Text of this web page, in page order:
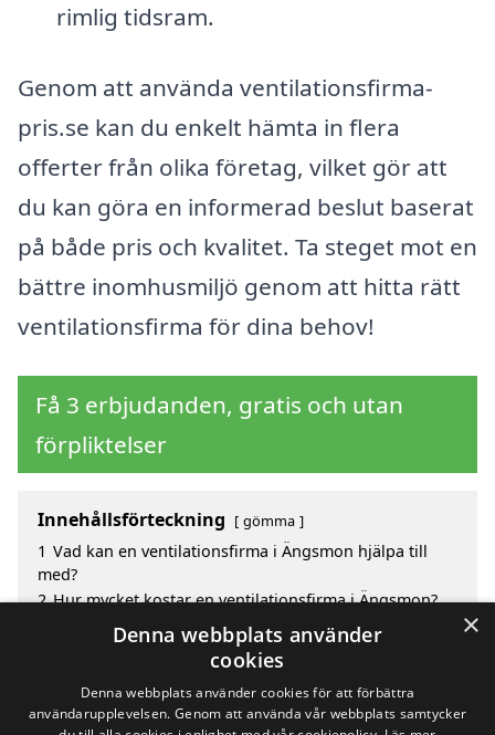
rimlig tidsram.
Genom att använda ventilationsfirma-
pris.se kan du enkelt hämta in flera
offerter från olika företag, vilket gör att
du kan göra en informerad beslut baserat
på både pris och kvalitet. Ta steget mot en
bättre inomhusmiljö genom att hitta rätt
ventilationsfirma för dina behov!
Få 3 erbjudanden, gratis och utan
förpliktelser
Innehållsförteckning gömma
1 Vad kan en ventilationsfirma i Ängsmon hjälpa till
med?
2 Hur mycket kostar en ventilationsfirma i Ängsmon?
Fördelar med att välja ventilationsfirma i Ängsmon
Sök efter en skicklig ventilationsfirma i de omgivande
×
Denna webbplats använder
cookies
Denna webbplats använder cookies för att förbättra
användarupplevelsen. Genom att använda vår webbplats samtycker